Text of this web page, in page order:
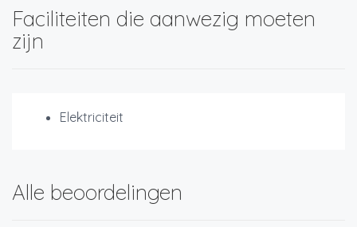
Faciliteiten die aanwezig moeten
zijn
Elektriciteit
Alle beoordelingen